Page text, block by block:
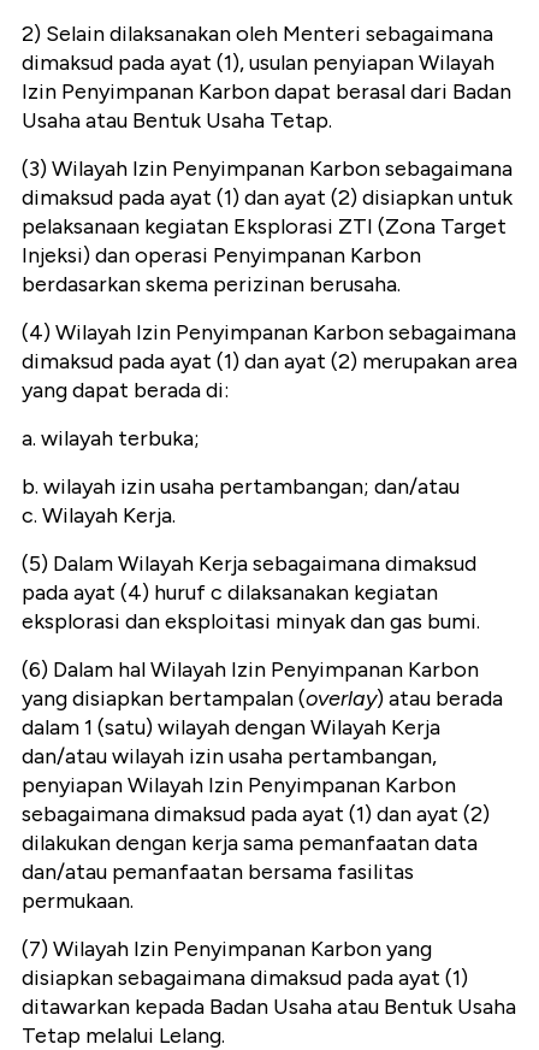
2) Selain dilaksanakan oleh Menteri sebagaimana
dimaksud pada ayat (1), usulan penyiapan Wilayah
Izin Penyimpanan Karbon dapat berasal dari Badan
Usaha atau Bentuk Usaha Tetap.
(3) Wilayah Izin Penyimpanan Karbon sebagaimana
dimaksud pada ayat (1) dan ayat (2) disiapkan untuk
pelaksanaan kegiatan Eksplorasi ZTI (Zona Target
Injeksi) dan operasi Penyimpanan Karbon
berdasarkan skema perizinan berusaha.
(4) Wilayah Izin Penyimpanan Karbon sebagaimana
dimaksud pada ayat (1) dan ayat (2) merupakan area
yang dapat berada di:
a. wilayah terbuka;
b. wilayah izin usaha pertambangan; dan/atau
c. Wilayah Kerja.
(5) Dalam Wilayah Kerja sebagaimana dimaksud
pada ayat (4) huruf c dilaksanakan kegiatan
eksplorasi dan eksploitasi minyak dan gas bumi.
(6) Dalam hal Wilayah Izin Penyimpanan Karbon
yang disiapkan bertampalan (overlay) atau berada
dalam 1 (satu) wilayah dengan Wilayah Kerja
dan/atau wilayah izin usaha pertambangan,
penyiapan Wilayah Izin Penyimpanan Karbon
sebagaimana dimaksud pada ayat (1) dan ayat (2)
dilakukan dengan kerja sama pemanfaatan data
dan/atau pemanfaatan bersama fasilitas
permukaan.
(7) Wilayah Izin Penyimpanan Karbon yang
disiapkan sebagaimana dimaksud pada ayat (1)
ditawarkan kepada Badan Usaha atau Bentuk Usaha
Tetap melalui Lelang.